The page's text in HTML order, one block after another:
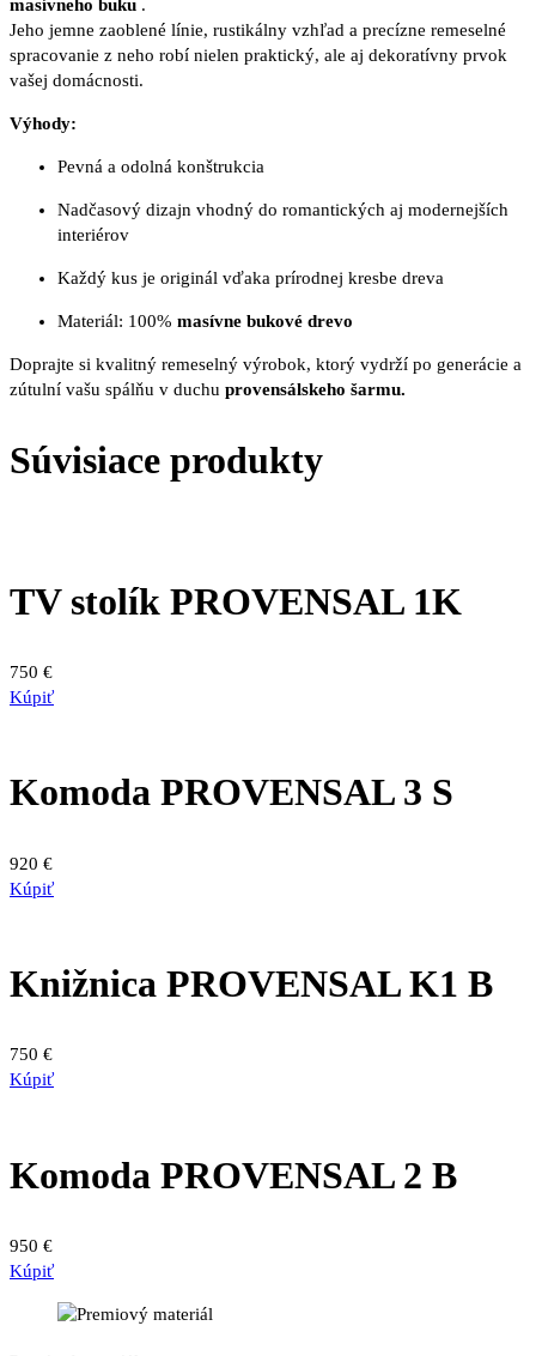
masívneho buku .
Jeho jemne zaoblené línie, rustikálny vzhľad a precízne remeselné
spracovanie z neho robí nielen praktický, ale aj dekoratívny prvok
vašej domácnosti.
Výhody:
Pevná a odolná konštrukcia
Nadčasový dizajn vhodný do romantických aj modernejších
interiérov
Každý kus je originál vďaka prírodnej kresbe dreva
Materiál: 100% masívne bukové drevo
Doprajte si kvalitný remeselný výrobok, ktorý vydrží po generácie a
zútulní vašu spálňu v duchu provensálskeho šarmu.
Súvisiace produkty
TV stolík PROVENSAL 1K
750 €
Kúpiť
Komoda PROVENSAL 3 S
920 €
Kúpiť
Knižnica PROVENSAL K1 B
750 €
Kúpiť
Komoda PROVENSAL 2 B
950 €
Kúpiť